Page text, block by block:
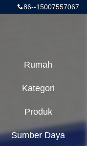
86--15007557067
Rumah
Kategori
Produk
Sumber Daya